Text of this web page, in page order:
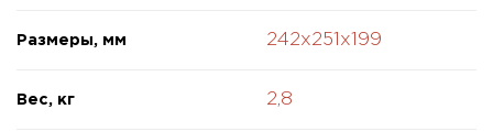
Размеры, мм 242x251x199
Вес, кг 2,8